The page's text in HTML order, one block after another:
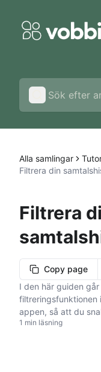
Svenska
Alla samlingar
Filtrera din
Filtrera
Copy page
I den här guiden
filtreringsfunktionen
appen, så att du
1 min läsning